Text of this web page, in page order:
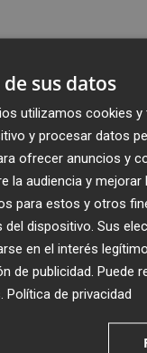
toda la
Plaza
sus datos
utilizamos cookies y
y procesar datos
ofrecer anuncios y
la audiencia y mejorar
para estos y otros
dispositivo. Sus
en el interés
de publicidad . Puede
Política de privacidad